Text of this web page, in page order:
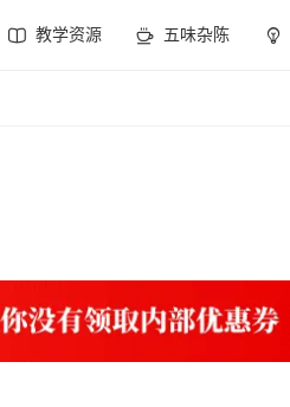
教学资源 五味杂陈